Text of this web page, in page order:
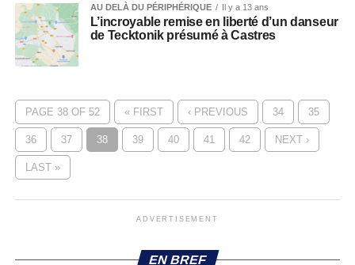
AU DELÀ DU PÉRIPHÉRIQUE Il y a 13 ans
L’incroyable remise en liberté d’un danseur
de Tecktonik présumé à Castres
PAGE 38 OF 52 « FIRST ‹ PREVIOUS 34 35
36 37 38 39 40 41 42 NEXT ›
LAST »
ADVERTISEMENT
EN BREF